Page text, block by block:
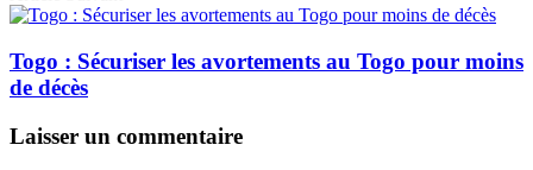
Togo : Sécuriser les avortements au Togo pour moins
de décès
Laisser un commentaire